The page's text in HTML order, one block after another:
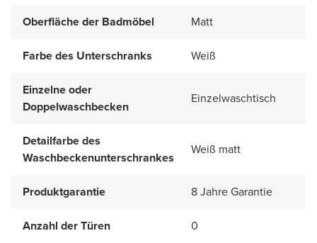
Oberfläche der Badmöbel Matt
Farbe des Unterschranks Weiß
Einzelne oder
Doppelwaschbecken
Einzelwaschtisch
Detailfarbe des
Waschbeckenunterschrankes
Weiß matt
Produktgarantie 8 Jahre Garantie
Anzahl der Türen 0